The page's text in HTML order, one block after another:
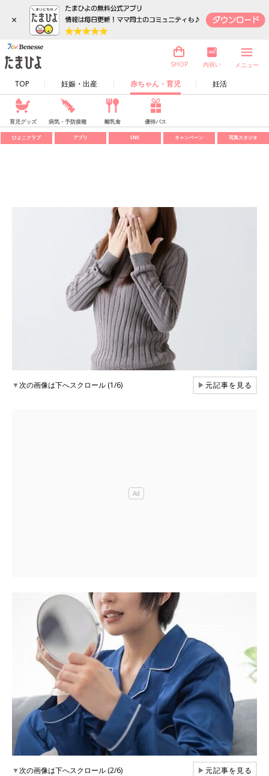
×
TOP 妊娠・出産 赤ちゃん・育児 妊活
SHOP 内祝い メニュー
育児グッズ 病気・予防接種 離乳食 優待パス
ひよこクラブ アプリ SNS キャンペーン 写真スタジオ
▼次の画像は下へスクロール (1/6) ▶元記事を見る
▼次の画像は下へスクロール (2/6) ▶元記事を見る